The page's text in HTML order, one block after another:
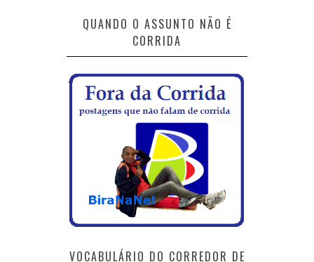
QUANDO O ASSUNTO NÃO É
CORRIDA
VOCABULÁRIO DO CORREDOR DE